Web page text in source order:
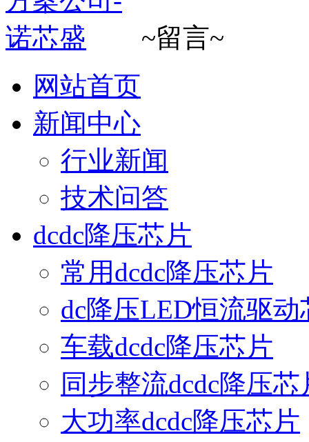
~留言~
网站首页
新闻中心
行业新闻
技术问答
dcdc降压芯片
常用dcdc降压芯片
dc降压LED恒流驱动
车载dcdc降压芯片
同步整流dcdc降压芯
大功率dcdc降压芯片